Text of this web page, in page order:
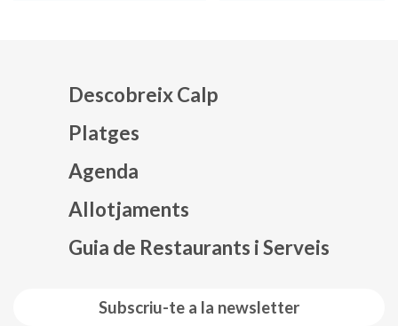
Subscriu-te a la newsletter
Descobreix Calp
Platges
Agenda
Allotjaments
Guia de Restaurants i Serveis